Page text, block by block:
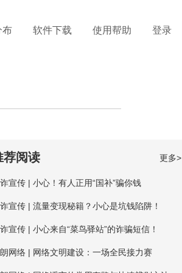
布 软件下载 使用帮助 登录
荐阅读 更多>
宣传 | 小心！有人正用“国补”骗你钱
宣传 | 流量变现秘籍？小心是坑钱陷阱！
宣传 | 小心来自“菜鸟驿站”的诈骗短信！
网络 | 网络文明建设：一场全民接力赛